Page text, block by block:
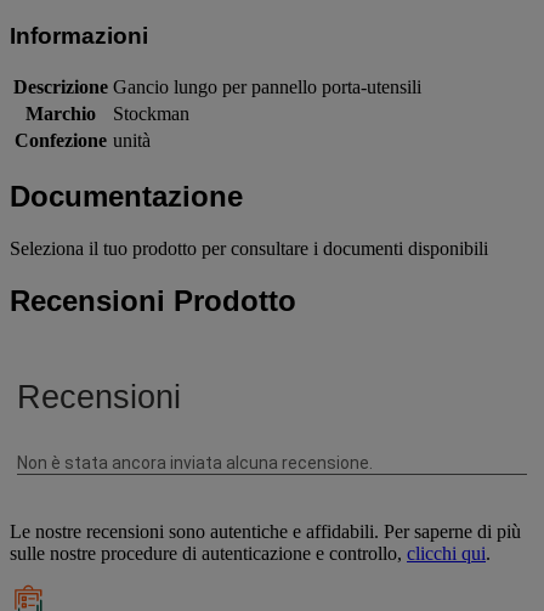
Informazioni
Descrizione Gancio lungo per pannello porta-utensili
Marchio
Stockman
Confezione unità
Documentazione
Seleziona il tuo prodotto per consultare i documenti disponibili
Recensioni Prodotto
Le nostre recensioni sono autentiche e affidabili. Per saperne di più
sulle nostre procedure di autenticazione e controllo, clicchi qui.